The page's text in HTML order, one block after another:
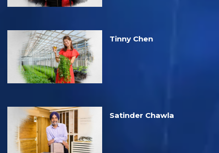
Tinny Chen
Satinder Chawla